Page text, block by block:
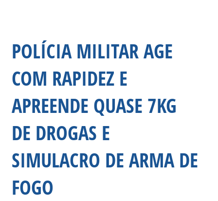
POLÍCIA MILITAR AGE
COM RAPIDEZ E
APREENDE QUASE 7KG
DE DROGAS E
SIMULACRO DE ARMA DE
FOGO